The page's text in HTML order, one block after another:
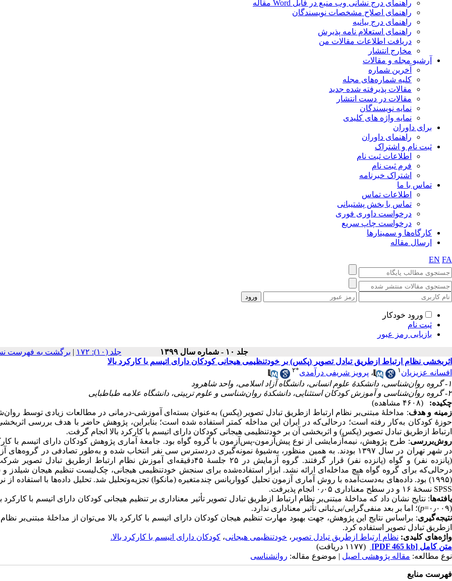
راهنمای درج نشانی وب منبع در فایل Word مقاله
راهنمای اصلاح مشخصات نویسندگان
راهنمای درج بیانیه
راهنمای استعلام نامه پذیرش
دریافت اطلاعات مقالات من
مخارج انتشار
آرشیو مجله و مقالات
آخرین شماره
کلیه شماره‌های مجله
مقالات پذیرفته شده جدید
مقالات در دست انتشار
نمایه نویسندگان
نمایه واژه های کلیدی
برای داوران
راهنمای داوران
ثبت نام و اشتراک
اطلاعات ثبت نام
فرم ثبت نام
اشتراک خبرنامه
تماس با ما
اطلاعات تماس
تماس با بخش پشتیبانی
درخواست داوری فوری
درخواست چاپ سریع
کارگاه‌ها و سمینارها
ارسال مقاله
EN FA
ورود خودکار
ثبت نام
بازیابی رمز عبور
جلد ۱۰ - شماره سال ۱۳۹۹ ‫جلد (۱۰): ۱۷۲ | برگشت به فهرست
اثربخشی نظام ارتباط ازطریق تبادل تصویر (پکس) بر خودتنظیمی هیجانی کودکان دارای اتیسم با کارکرد بالا
افسانه عزیزیان ۱ ، پرویز شریفی درآمدی*۲
۱- گروه روان‌شناسی، دانشکدهٔ علوم انسانی، دانشگاه آزاد اسلامی، واحد شاهرود
۲- گروه روان‌شناسی و آموزش کودکان استثنایی، دانشکدهٔ روان‌شناسی و علوم تربیتی، دانشگاه علامه طباطبایی
چکیده:
(۴۶۰۸ مشاهده)
زمینه و هدف: مداخلهٔ مبتنی‌‌بر نظام ارتباط ازطریق تبادل تصویر (پکس) به‌عنوان بسته‌‌ای آموزشی-درمانی در مطالعات زیادی توسط
حوزهٔ کودکان به‌کار رفته است؛ در‌حالی‌که در ایران این مداخله کمتر استفاده شده است؛ بنابراین، پژوهش حاضر با هدف بررسی
ارتباط ازطریق تبادل تصویر (پکس) و اثربخشی آن بر خودتنظیمی هیجانی کودکان دارای اتیسم با کارکرد بالا انجام گرفت.
روش‌بررسی: طرح پژوهش، نیمه‌آزمایشی از نوع پیش‌آزمون-پس‌آزمون با گروه گواه بود. جامعهٔ آماری پژوهش کودکان دارای اتیسم با
در شهر تهران در سال ۱۳۹۷ بودند. به‌ همین‌ منظور، به‌شیوهٔ نمونه‌گیری دردسترس سی نفر انتخاب شده و به‌طور تصادفی در گروه‌های
(پانزده نفر) و گواه (پانزده نفر) قرار گرفتند. گروه آزمایش در ۲۵ جلسه‌ٔ ۴۵‌دقیقه‌ای آموزش نظام ارتباط ازطریق تبادل
در‌حالی‌‌که برای گروه گواه هیچ مداخله‌ای ارائه نشد. ابزار استفاده‌شده برای سنجش خودتنظیمی هیجانی، چک‌لیست تنظیم هیجان شیلدز
(۱۹۹۵) بود. داده‌های به‌‌دست‌آمده با روش آماری آزمون تحلیل کوواریانس چندمتغیره (مانکوا) تجزیه‌‌و‌تحلیل شد. تحلیل داده‌ها با استفاده از
SPSS نسخهٔ ۱۶ و در سطح معناداری ۰٫۰۵ انجام پذیرفت.
یافته‌ها: نتایج نشان داد که مداخلهٔ مبتنی‌بر نظام ارتباط ازطریق تبادل تصویر تأثیر معناداری بر تنظیم هیجانی کودکان دارای اتیسم با کارکرد
(۰٫۰۰۹=
p)؛ اما بر بعد منفی‌گرایی/بی‌ثباتی تأثیر معناداری ندارد.
نتیجه‌گیری: براساس نتایج این پژوهش، جهت بهبود مهارت تنظیم هیجان کودکان دارای اتیسم با کارکرد بالا می‌توان از مداخلهٔ مبتنی‌بر نظام
ازطریق تبادل تصویر استفاده کرد.
واژه‌های کلیدی: نظام ارتباط ازطریق تبادل تصویر ، خودتنظیمی هیجانی، کودکان دارای اتیسم با کارکرد بالا.
متن کامل [PDF 465 kb]
(۱۱۷۷ دریافت)
نوع مطالعه: مقاله پژوهشی اصیل | موضوع مقاله: روانشناسی
فهرست منابع